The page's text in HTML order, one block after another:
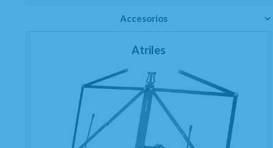
Accesorios
Atriles